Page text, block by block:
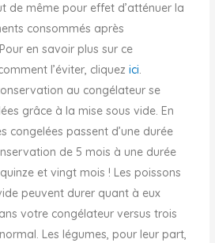
de même pour effet d’atténuer la
consommés après
en savoir plus sur ce
l’éviter, cliquezici.
au congélateur se
grâce à la mise sous vide. En
congelées passent d’une durée
de 5 mois à une durée
et vingt mois ! Les poissons
peuvent durer quant à eux
votre congélateur versus trois
Les légumes, pour leur part,